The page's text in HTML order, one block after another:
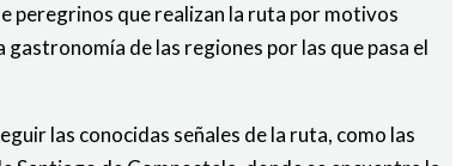
peregrinos que realizan la ruta por motivos
de las regiones por las que pasa el
las conocidas señales de la ruta, como las